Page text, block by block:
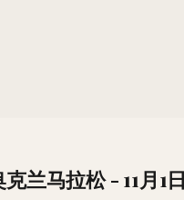
兰马拉松 - 11月1日